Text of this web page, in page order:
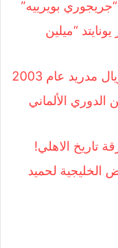
بويرييه”
“ميلين
عام 2003
الدوري الألماني
تاريخ الاهلي!
الخليجية لحميد